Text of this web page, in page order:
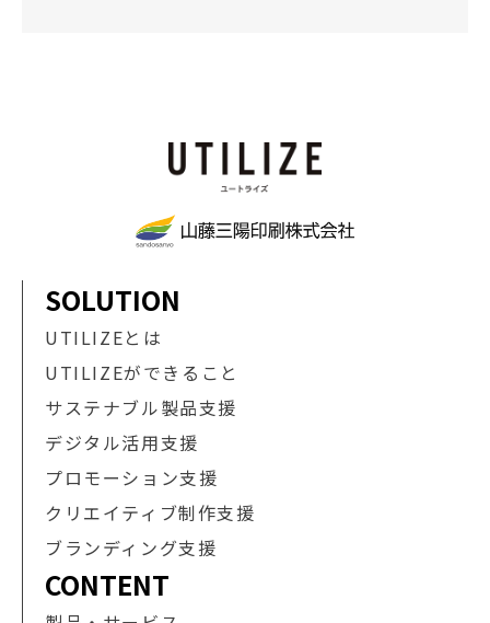
SOLUTION
UTILIZEとは
UTILIZEができること
サステナブル製品支援
デジタル活用支援
プロモーション支援
クリエイティブ制作支援
ブランディング支援
CONTENT